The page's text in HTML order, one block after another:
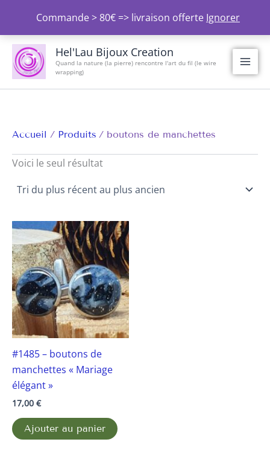
Commande > 80€ => livraison offerte Ignorer
contenu
Hel'Lau Bijoux Creation
Quand la nature (la pierre) rencontre l'art du fil (le wire
wrapping)
Accueil Produits boutons de manchettes
Voici le seul résultat
#1485 – boutons de
manchettes « Mariage
élégant »
17,00 €
Ajouter au panier